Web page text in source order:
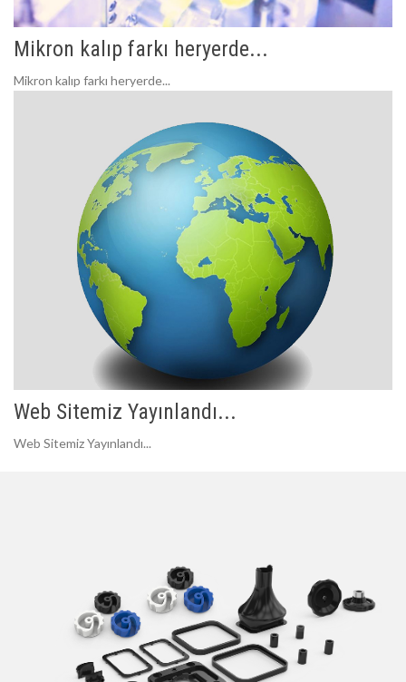
Mikron kalıp farkı heryerde...
Mikron kalıp farkı heryerde...
Web Sitemiz Yayınlandı...
Web Sitemiz Yayınlandı...